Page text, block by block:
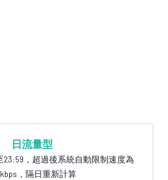
日流量型
，超過後系統自動限制速度為
，隔日重新計算